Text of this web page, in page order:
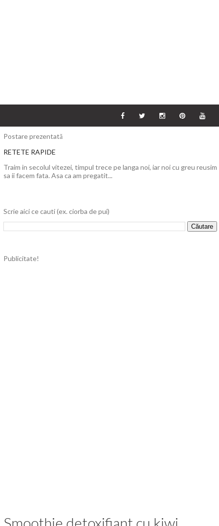
Postare prezentată
RETETE RAPIDE
Traim in secolul vitezei, timpul trece pe langa noi, iar noi cu greu reusim
sa ii facem fata. Asa ca am pregatit...
Scrie aici ce cauti (ex. ciorba de pui)
Publicitate!